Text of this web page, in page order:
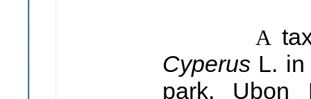
A
Cyperus L. in
park, Ubon